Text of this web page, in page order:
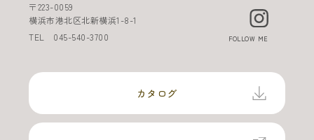
〒223-0059
横浜市港北区北新横浜1-8-1
TEL 045-540-3700 FOLLOW ME
カタログ